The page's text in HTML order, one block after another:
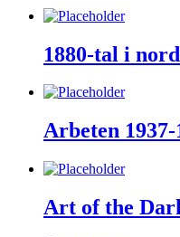
1880-tal i
Arbeten 1937-
Art of the